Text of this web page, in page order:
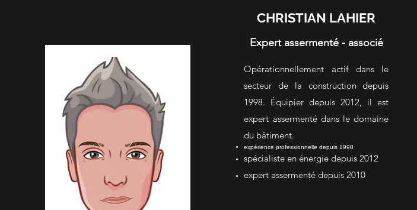
CHRISTIAN LAHIER
Expert assermenté - associé
Opérationnellement actif dans le
secteur de la construction depuis
1998. Équipier depuis 2012, il est
expert assermenté dans le domaine
du bâtiment.
expérience professionnelle depuis 1998
spécialiste en énergie depuis 2012
expert assermenté depuis 2010